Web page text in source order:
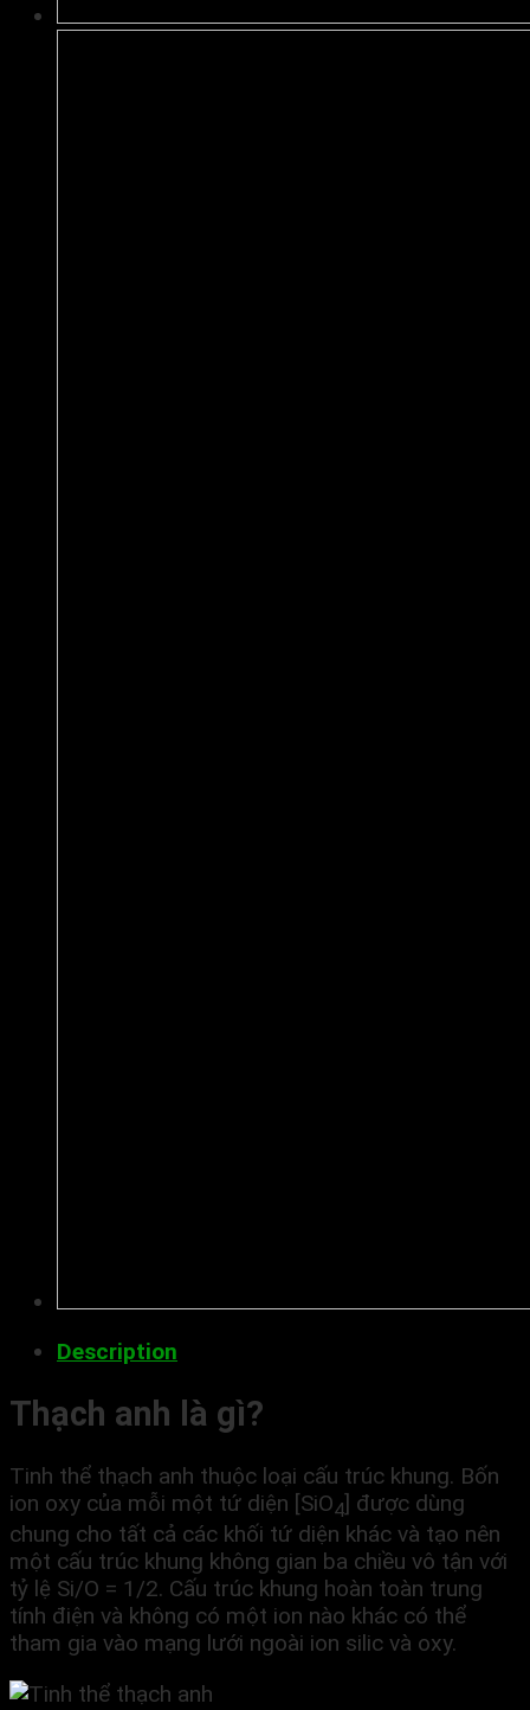
Description
Thạch anh là gì?
Tinh thể thạch anh thuộc loại cấu trúc khung. Bốn
ion oxy của mỗi một tứ diện [SiO4] được dùng
chung cho tất cả các khối tứ diện khác và tạo nên
một cấu trúc khung không gian ba chiều vô tận với
tỷ lệ Si/O = 1/2. Cấu trúc khung hoàn toàn trung
tính điện và không có một ion nào khác có thể
tham gia vào mạng lưới ngoài ion silic và oxy.